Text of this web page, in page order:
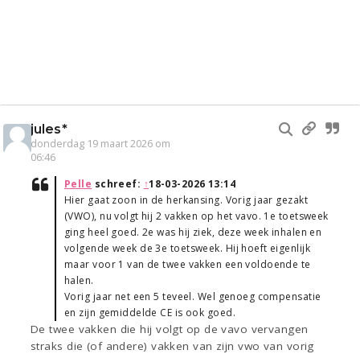
jules*
donderdag 19 maart 2026 om
06:46
Pelle schreef: ↑18-03-2026 13:14
Hier gaat zoon in de herkansing. Vorig jaar gezakt
(VWO), nu volgt hij 2 vakken op het vavo. 1e toetsweek
ging heel goed. 2e was hij ziek, deze week inhalen en
volgende week de 3e toetsweek. Hij hoeft eigenlijk
maar voor 1 van de twee vakken een voldoende te
halen.
Vorig jaar net een 5 teveel. Wel genoeg compensatie
en zijn gemiddelde CE is ook goed.
De twee vakken die hij volgt op de vavo vervangen
straks die (of andere) vakken van zijn vwo van vorig